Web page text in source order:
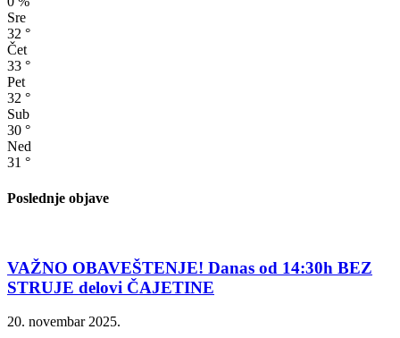
Sre
32 °
Čet
33 °
Pet
32 °
Sub
30 °
Ned
31 °
Poslednje objave
VAŽNO OBAVEŠTENJE! Danas od 14:30h BEZ
STRUJE delovi ČAJETINE
20. novembar 2025.